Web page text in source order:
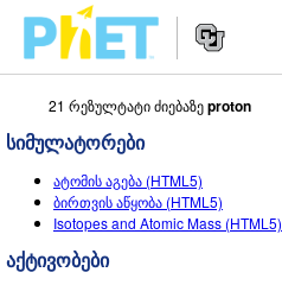
Search
the
PhET
Website
Navigation
ᲡᲘᲛᲣᲚᲐᲪᲘᲔᲑᲘ
All Sims
ფიზიკა
STUDIO
About Studio
TEACHING
21 რეზულტატი ძიებაზეproton
სიმულატორები
ატომის აგება (HTML5)
ბირთვის აწყობა (HTML5)
Isotopes and Atomic Mass (HTML5)
აქტივობები